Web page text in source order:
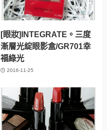
[眼妝]INTEGRATE。三度
漸層光綻眼影盒/GR701幸
福綠光
2016-11-25